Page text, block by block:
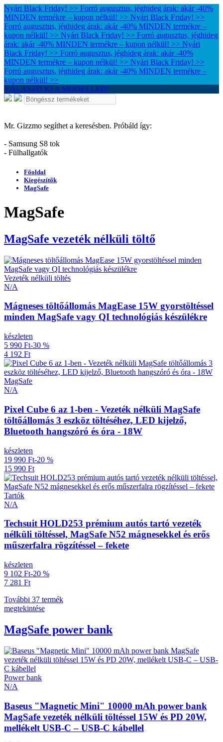
Nyári Black Friday! >> Forró augusztus, jéghideg árak: akár -40%
MINDEN termékre – kupon nélkül! >> Nyári Black Friday! >>
Forró augusztus, jéghideg árak: akár -40% MINDEN termékre –
kupon nélkül! >> Nyári Black Friday! >> Forró augusztus, jéghideg
árak: akár -40% MINDEN termékre – kupon nélkül! >> Nyári
Black Friday! >> Forró augusztus, jéghideg árak: akár -40%
MINDEN termékre – kupon nélkül! >> Nyári Black Friday! >>
Forró augusztus, jéghideg árak: akár -40% MINDEN termékre –
kupon nélkül! >>
VÁLASZD KI A MODELLED!
Mr. Gizzmo segíthet a keresésben. Próbáld így:
- Samsung S8 tok
- Fülhallgatók
Főoldal
Kiegészítők
MagSafe
MagSafe
MagSafe vezeték nélküli töltő
Vezeték nélküli töltés
N/A
Mágneses töltőállomás MagEase 15W gyorstöltéssel
minden MagSafe vagy QI technológiás készülékre
készleten
5 990 Ft-30 %
4 192 Ft
MagSafe
N/A
Pixel Cube 6 az 1-ben - Vezeték nélküli MagSafe
töltőállomás 3 eszköz töltéséhez, LED kijelző,
Bluetooth hangszóró és óra - 18W
készleten
19 990 Ft-20 %
15 990 Ft
Tartók
N/A
Techsuit HOLD253 prémium autós tartó vezeték
nélküli töltéssel, MagSafe N52 mágnesekkel és erős
műszerfalra rögzítéssel – fekete
készleten
9 102 Ft-20 %
7 281 Ft
További 37 termék
megtekintése
MagSafe power bank
Power bank
N/A
Baseus "Magnetic Mini" 10000 mAh power bank
MagSafe vezeték nélküli töltéssel 15W és PD 20W,
mellékelt USB-C – USB-C kábellel